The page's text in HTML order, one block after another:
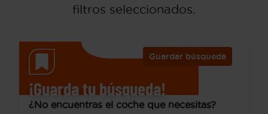
filtros seleccionados.
Guardar búsqueda
¡Guarda tu búsqueda!
¿No encuentras el coche que necesitas?